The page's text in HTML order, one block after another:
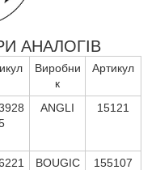
АНАЛОГІВ
Виробни
к
Артикул
ANGLI 15121
BOUGIC
155107